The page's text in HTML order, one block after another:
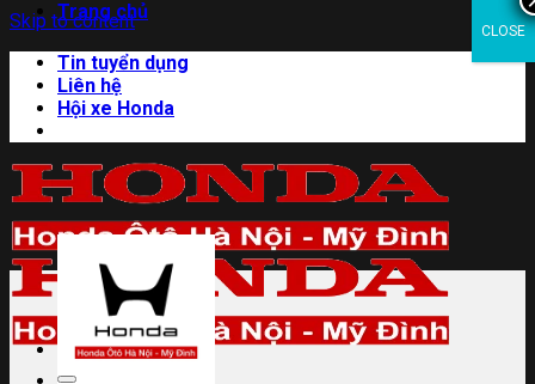
Skip to content
Trang chủ
Tin tuyển dụng
Liên hệ
Hội xe Honda
CLOSE